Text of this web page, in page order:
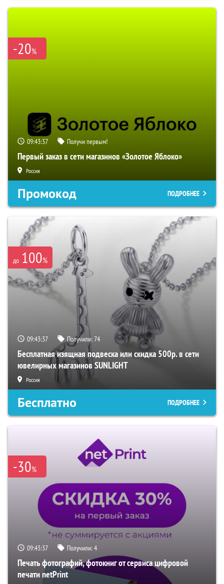
-20%
09:43:36 Получи первым!
Первый заказ в сети магазинов «Золотое Яблоко»
Россия
Промокод ПОДРОБНЕЕ
до 100%
09:43:36 Получили:74
Бесплатная изящная подвеска или скидка 500р. в сети
ювелирных магазинов SUNLIGHT
Россия
Бесплатно ПОДРОБНЕЕ
-30%
09:43:36 Получили:4
Печать фотографий, фотокниг от сервиса цифровой
печати netPrint